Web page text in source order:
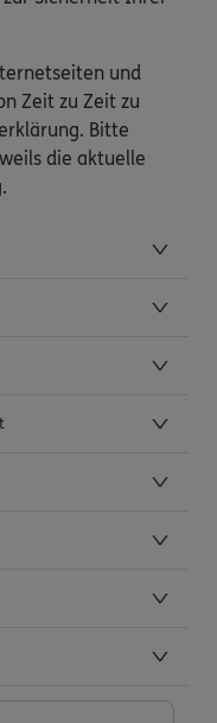
und
Zeit zu Zeit zu
Bitte
die aktuelle